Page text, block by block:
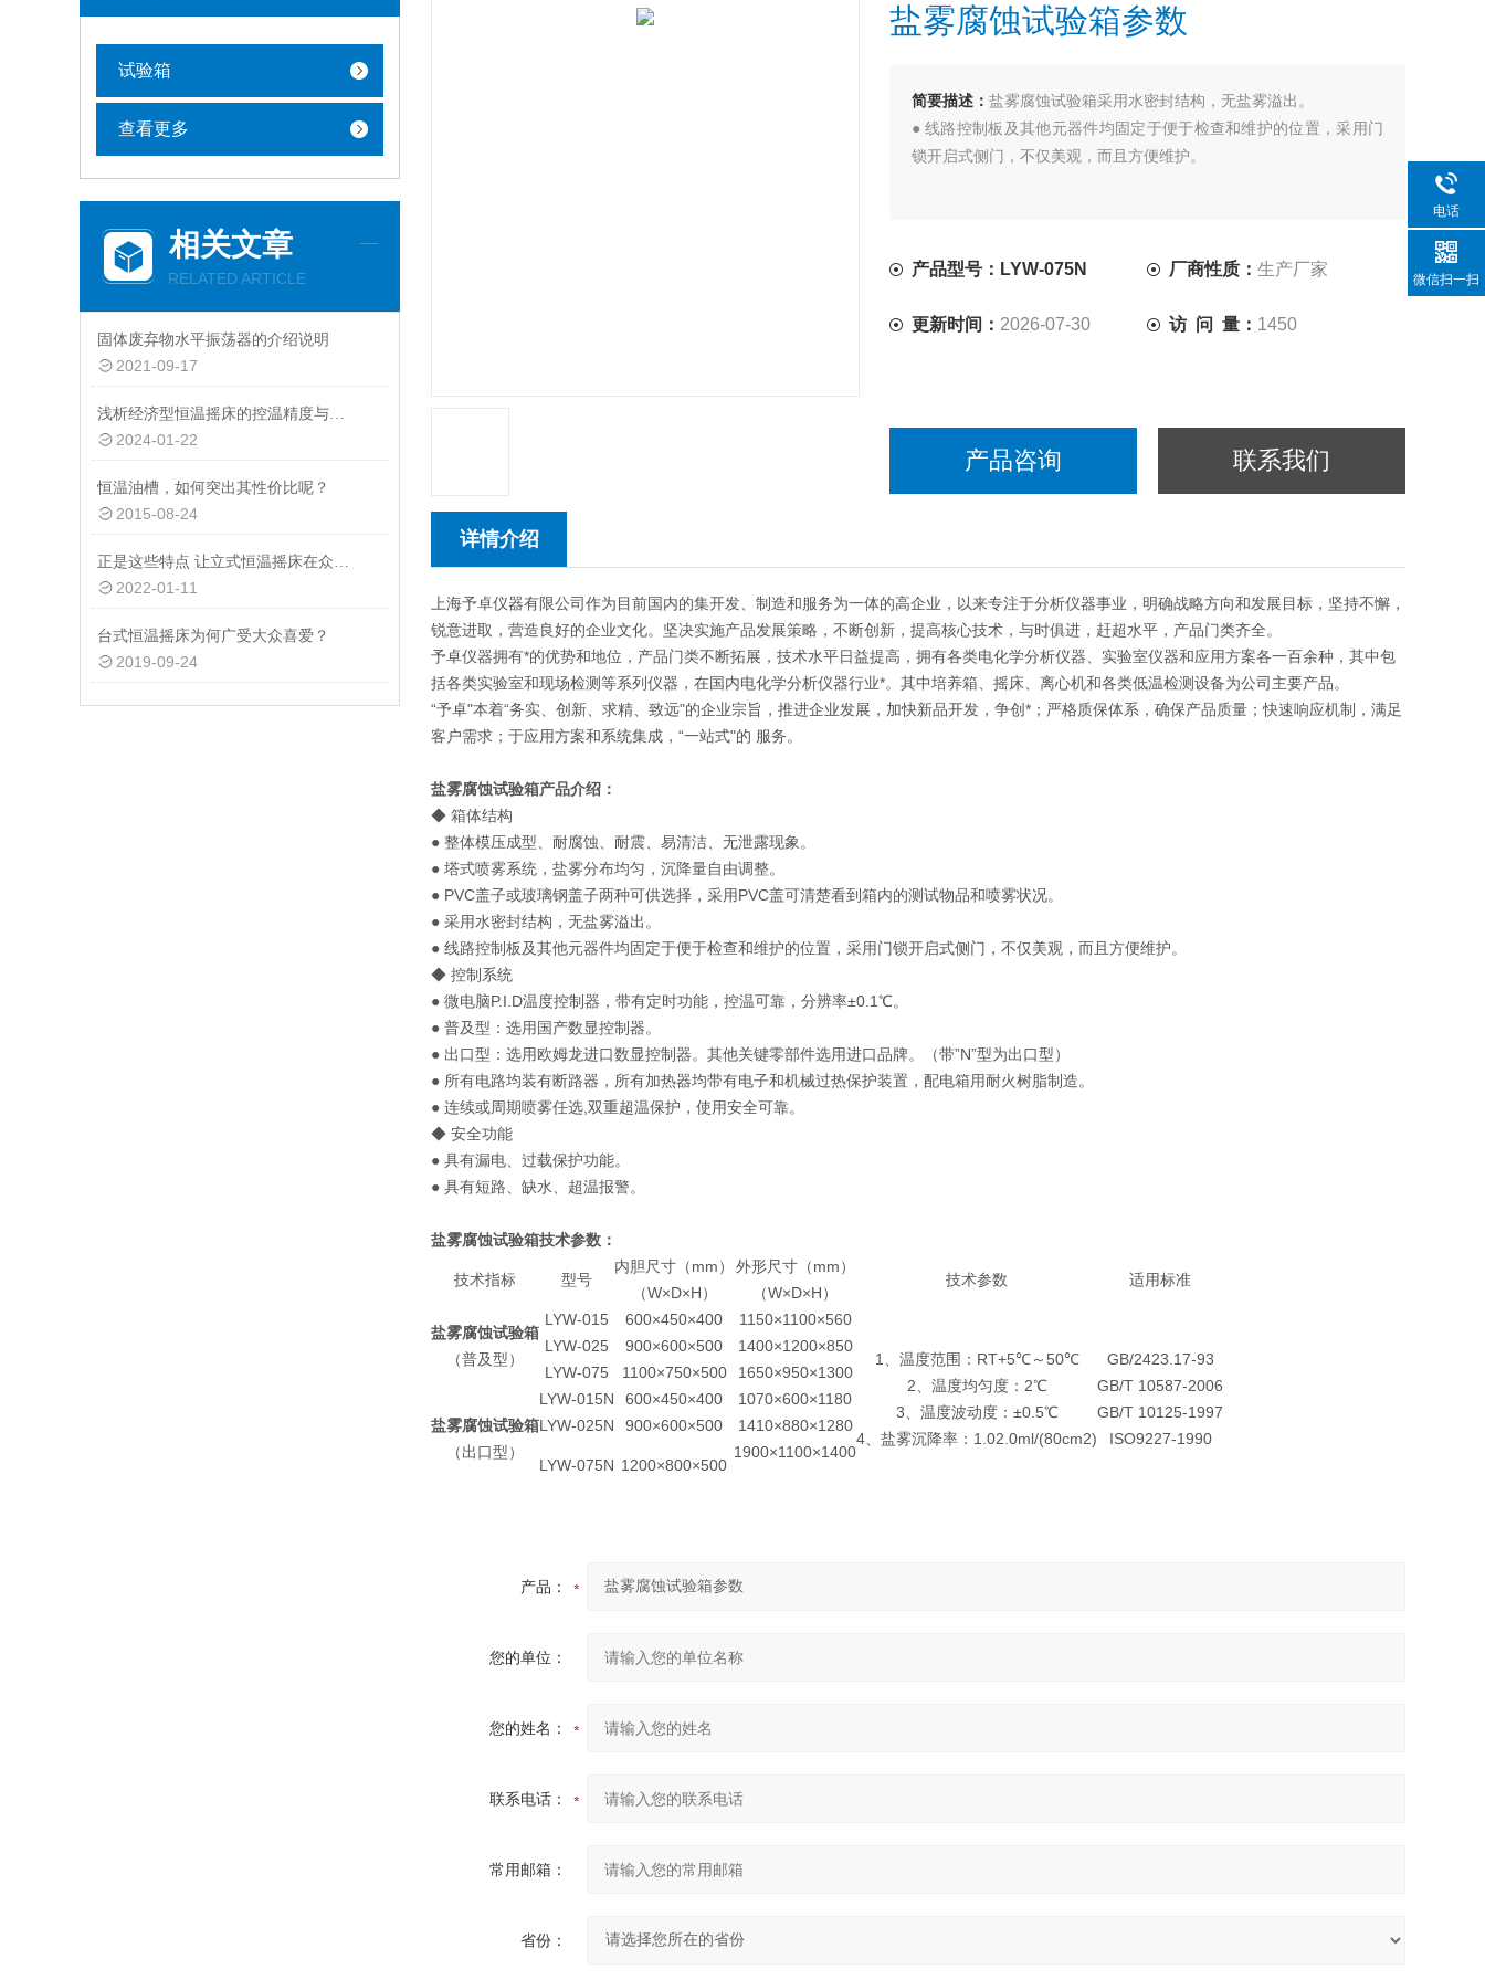
试验箱
查看更多
相关文章
RELATED ARTICLE
固体废弃物水平振荡器的介绍说明
2021-09-17
浅析经济型恒温摇床的控温精度与稳定性
2024-01-22
恒温油槽，如何突出其性价比呢？
2015-08-24
正是这些特点 让立式恒温摇床在众多行业得到应用
2022-01-11
台式恒温摇床为何广受大众喜爱？
2019-09-24
盐雾腐蚀试验箱参数
简要描述： 盐雾腐蚀试验箱采用水密封结构，无盐雾溢出。
● 线路控制板及其他元器件均固定于便于检查和维护的位置，采用门
锁开启式侧门，不仅美观，而且方便维护。
产品型号：LYW-075N 厂商性质：生产厂家
更新时间： 2026-07-30 访 问 量： 1450
产品咨询 联系我们
详情介绍
上海予卓仪器有限公司作为目前国内的集开发、制造和服务为一体的高企业，以来专注于分析仪器事业，明确战略方向和发展目标，坚持不懈，
锐意进取，营造良好的企业文化。坚决实施产品发展策略，不断创新，提高核心技术，与时俱进，赶超水平，产品门类齐全。
予卓仪器拥有*的优势和地位，产品门类不断拓展，技术水平日益提高，拥有各类电化学分析仪器、实验室仪器和应用方案各一百余种，其中包
括各类实验室和现场检测等系列仪器，在国内电化学分析仪器行业*。其中培养箱、摇床、离心机和各类低温检测设备为公司主要产品。
“予卓"本着“务实、创新、求精、致远"的企业宗旨，推进企业发展，加快新品开发，争创*；严格质保体系，确保产品质量；快速响应机制，满足
客户需求；于应用方案和系统集成，“一站式"的 服务。
盐雾腐蚀试验箱产品介绍：
◆ 箱体结构
● 整体模压成型、耐腐蚀、耐震、易清洁、无泄露现象。
● 塔式喷雾系统，盐雾分布均匀，沉降量自由调整。
● PVC盖子或玻璃钢盖子两种可供选择，采用PVC盖可清楚看到箱内的测试物品和喷雾状况。
● 采用水密封结构，无盐雾溢出。
● 线路控制板及其他元器件均固定于便于检查和维护的位置，采用门锁开启式侧门，不仅美观，而且方便维护。
◆ 控制系统
● 微电脑P.I.D温度控制器，带有定时功能，控温可靠，分辨率±0.1℃。
● 普及型：选用国产数显控制器。
● 出口型：选用欧姆龙进口数显控制器。其他关键零部件选用进口品牌。（带”N”型为出口型）
● 所有电路均装有断路器，所有加热器均带有电子和机械过热保护装置，配电箱用耐火树脂制造。
● 连续或周期喷雾任选,双重超温保护，使用安全可靠。
◆ 安全功能
● 具有漏电、过载保护功能。
● 具有短路、缺水、超温报警。
盐雾腐蚀试验箱技术参数：
技术指标 型号
内胆尺寸（mm）
（W×D×H）
外形尺寸（mm）
（W×D×H）
技术参数 适用标准
盐雾腐蚀试验箱
（普及型）
LYW-015 600×450×400 1150×1100×560
1、温度范围：RT+5℃～50℃
2、温度均匀度：2℃
3、温度波动度：±0.5℃
4、盐雾沉降率：1.02.0ml/(80cm2)
GB/2423.17-93
GB/T 10587-2006
GB/T 10125-1997
ISO9227-1990
LYW-025 900×600×500
1400×1200×850
LYW-075
1100×750×500 1650×950×1300
盐雾腐蚀试验箱
（出口型）
LYW-015N 600×450×400
1070×600×1180
LYW-025N
900×600×500 1410×880×1280
LYW-075N 1200×800×500
1900×1100×1400
产品：
您的单位：
您的姓名：
联系电话：
常用邮箱：
省份：
电话
微信扫一扫